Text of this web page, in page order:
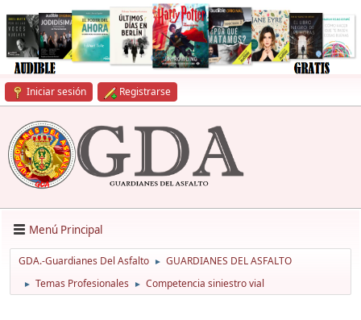
Iniciar sesión Registrarse
Menú Principal
GDA.-Guardianes Del Asfalto ► GUARDIANES DEL ASFALTO
► Temas Profesionales ► Competencia siniestro vial